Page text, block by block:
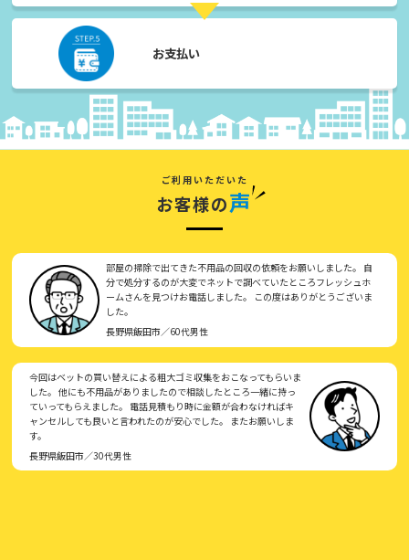
お支払い
ご利用いただいた
お客様の声
部屋の掃除で出てきた不用品の回収の依頼をお願いしました。 自
分で処分するのが大変でネットで調べていたところフレッシュホ
ームさんを見つけお電話しました。 この度はありがとうございま
した。
長野県飯田市／60代男性
今回はベットの買い替えによる粗大ゴミ収集をおこなってもらいま
した。 他にも不用品がありましたので相談したところ一緒に持っ
ていってもらえました。 電話見積もり時に金額が合わなければキ
ャンセルしても良いと言われたのが安心でした。 またお願いしま
す。
長野県飯田市／30代男性